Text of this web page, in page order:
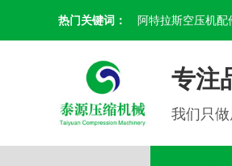
热门关键词： 阿特拉斯空压机配
专注
我们只